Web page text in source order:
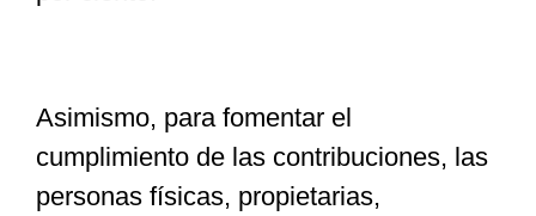
Asimismo, para fomentar el
cumplimiento de las contribuciones, las
personas físicas, propietarias,